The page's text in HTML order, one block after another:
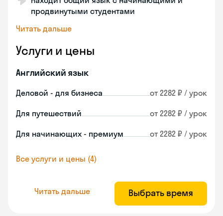
продвинутыми студентами
Читать дальше
Услуги и цены
Английский язык
Деловой - для бизнеса от 2282 ₽ / урок
Для путешествий от 2282 ₽ / урок
Для начинающих - премиум от 2282 ₽ / урок
Все услуги и цены (4)
Читать дальше Выбрать время